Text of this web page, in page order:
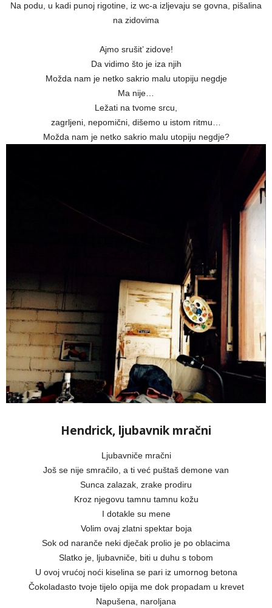
Na podu, u kadi punoj rigotine, iz wc-a izljevaju se govna, pišalina
na zidovima
Ajmo srušit’ zidove!
Da vidimo što je iza njih
Možda nam je netko sakrio malu utopiju negdje
Ma nije…
Ležati na tvome srcu,
zagrljeni, nepomični, dišemo u istom ritmu…
Možda nam je netko sakrio malu utopiju negdje?
Hendrick, ljubavnik mračni
Ljubavniče mračni
Još se nije smračilo, a ti već puštaš demone van
Sunca zalazak, zrake prodiru
Kroz njegovu tamnu tamnu kožu
I dotakle su mene
Volim ovaj zlatni spektar boja
Sok od naranče neki dječak prolio je po oblacima
Slatko je, ljubavniče, biti u duhu s tobom
U ovoj vrućoj noći kiselina se pari iz umornog betona
Čokoladasto tvoje tijelo opija me dok propadam u krevet
Napušena, naroljana